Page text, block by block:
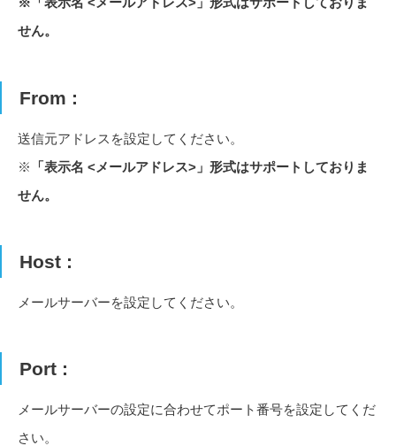
せん。
From :
送信元アドレスを設定してください。
※
「表示名 <メールアドレス>」形式はサポートしておりま
せん。
Host :
メールサーバーを設定してください。
Port :
メールサーバーの設定に合わせてポート番号を設定してくだ
さい。